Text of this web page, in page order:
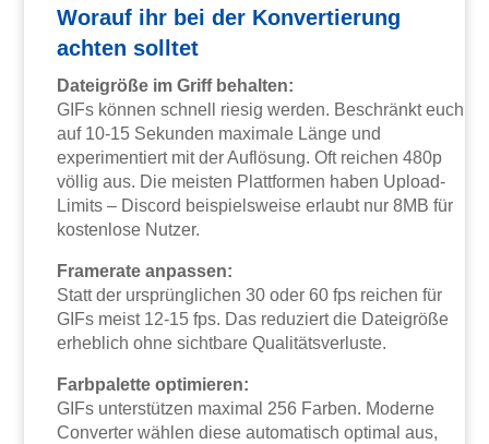
Worauf ihr bei der Konvertierung
achten solltet
Dateigröße im Griff behalten:
GIFs können schnell riesig werden. Beschränkt euch
auf 10-15 Sekunden maximale Länge und
experimentiert mit der Auflösung. Oft reichen 480p
völlig aus. Die meisten Plattformen haben Upload-
Limits – Discord beispielsweise erlaubt nur 8MB für
kostenlose Nutzer.
Framerate anpassen:
Statt der ursprünglichen 30 oder 60 fps reichen für
GIFs meist 12-15 fps. Das reduziert die Dateigröße
erheblich ohne sichtbare Qualitätsverluste.
Farbpalette optimieren:
GIFs unterstützen maximal 256 Farben. Moderne
Converter wählen diese automatisch optimal aus,